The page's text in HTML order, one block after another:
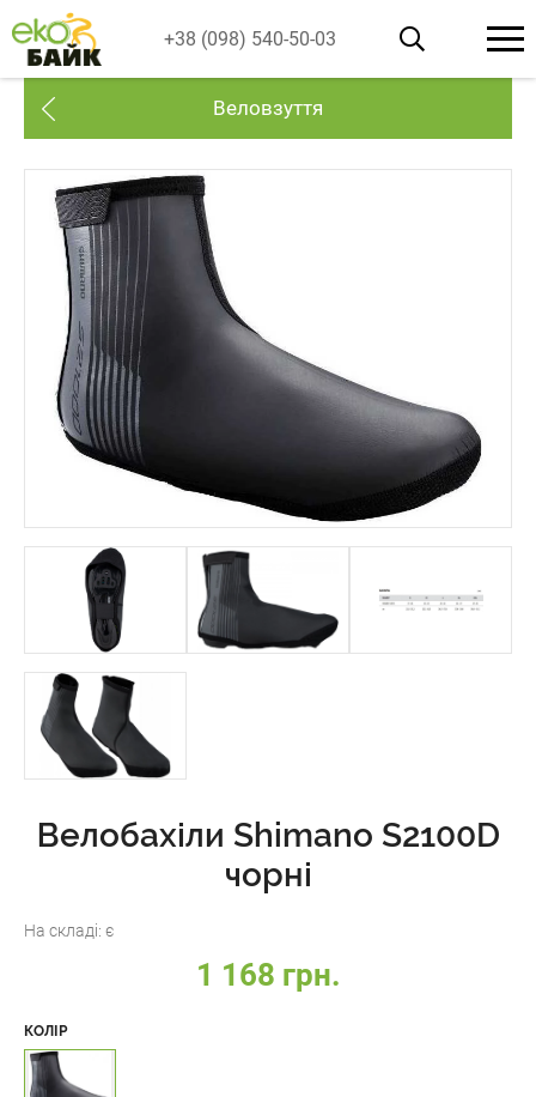
+38 (098) 540-50-03
Веловзуття
Велобахіли Shimano S2100D
чорні
На складі: є
1 168 грн.
КОЛІР